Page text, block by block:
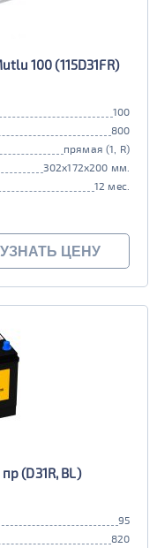
100 (115D31FR)
100
800
прямая (1, R)
302x172x200 мм.
12 мес.
УЗНАТЬ ЦЕНУ
(D31R, BL)
95
820